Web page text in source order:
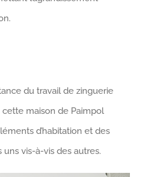
du travail de zinguerie
maison de Paimpol
d’habitation et des
vis-à-vis des autres.